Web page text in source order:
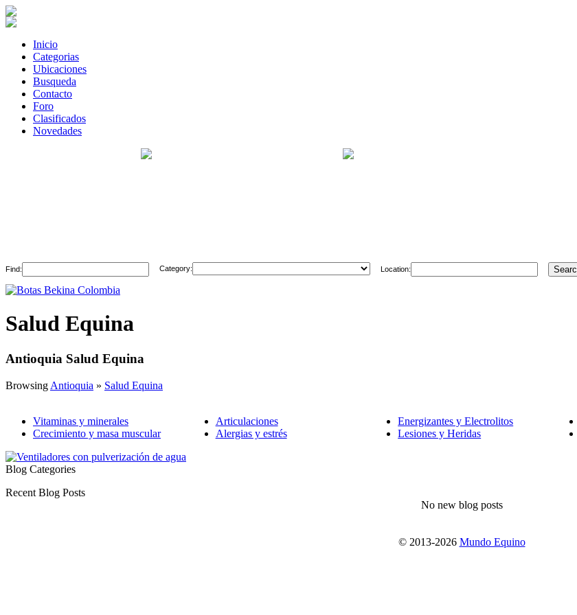
Inicio
Categorias
Ubicaciones
Busqueda
Contacto
Foro
Clasificados
Novedades
Find: Category: Location:
Salud Equina
Antioquia Salud Equina
Browsing Antioquia » Salud Equina
Vitaminas y minerales
Crecimiento y masa muscular
Articulaciones
Alergias y estrés
Energizantes y Electrolitos
Lesiones y Heridas
Blog Categories
Recent Blog Posts
No new blog posts
© 2013-2026 Mundo Equino